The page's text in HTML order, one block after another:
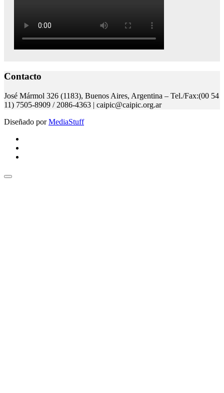
Contacto
José Mármol 326 (1183), Buenos Aires, Argentina – Tel./Fax:(00 54
11) 7505-8909 / 2086-4363 | caipic@caipic.org.ar
Diseñado porMediaStuff